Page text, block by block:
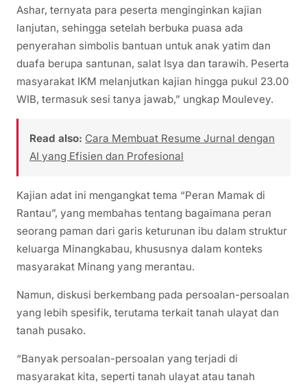
Ashar, ternyata para peserta menginginkan kajian
lanjutan, sehingga setelah berbuka puasa ada
penyerahan simbolis bantuan untuk anak yatim dan
duafa berupa santunan, salat Isya dan tarawih. Peserta
masyarakat IKM melanjutkan kajian hingga pukul 23.00
WIB, termasuk sesi tanya jawab,” ungkap Moulevey.
Read also: Cara Membuat Resume Jurnal dengan
AI yang Efisien dan Profesional
Kajian adat ini mengangkat tema “Peran Mamak di
Rantau”, yang membahas tentang bagaimana peran
seorang paman dari garis keturunan ibu dalam struktur
keluarga Minangkabau, khususnya dalam konteks
masyarakat Minang yang merantau.
Namun, diskusi berkembang pada persoalan-persoalan
yang lebih spesifik, terutama terkait tanah ulayat dan
tanah pusako.
“Banyak persoalan-persoalan yang terjadi di
masyarakat kita, seperti tanah ulayat atau tanah